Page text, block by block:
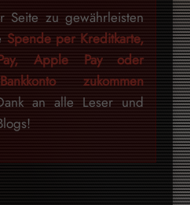
Seite zu gewährleisten
Spende per Kreditkarte,
Apple Pay oder
Bankkonto zukommen
an alle Leser und